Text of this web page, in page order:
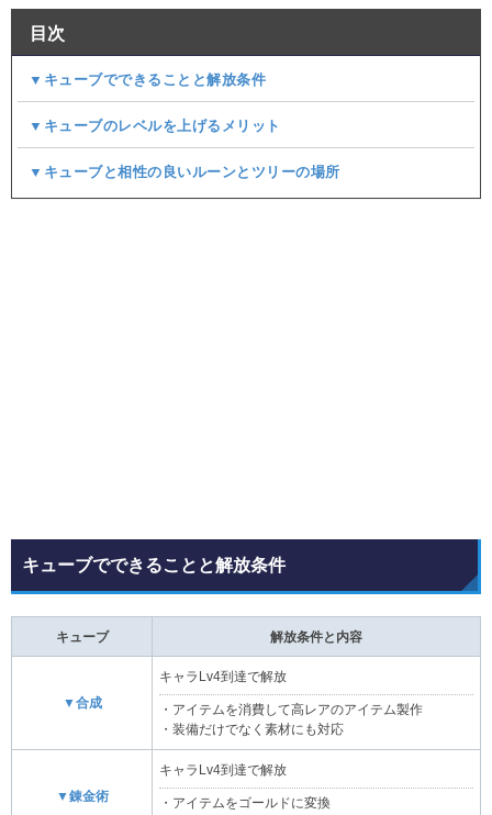
目次
▼キューブでできることと解放条件
▼キューブのレベルを上げるメリット
▼キューブと相性の良いルーンとツリーの場所
キューブでできることと解放条件
キューブ 解放条件と内容
▼合成
キャラLv4到達で解放
・アイテムを消費して高レアのアイテム製作
・装備だけでなく素材にも対応
▼錬金術
キャラLv4到達で解放
・アイテムをゴールドに変換